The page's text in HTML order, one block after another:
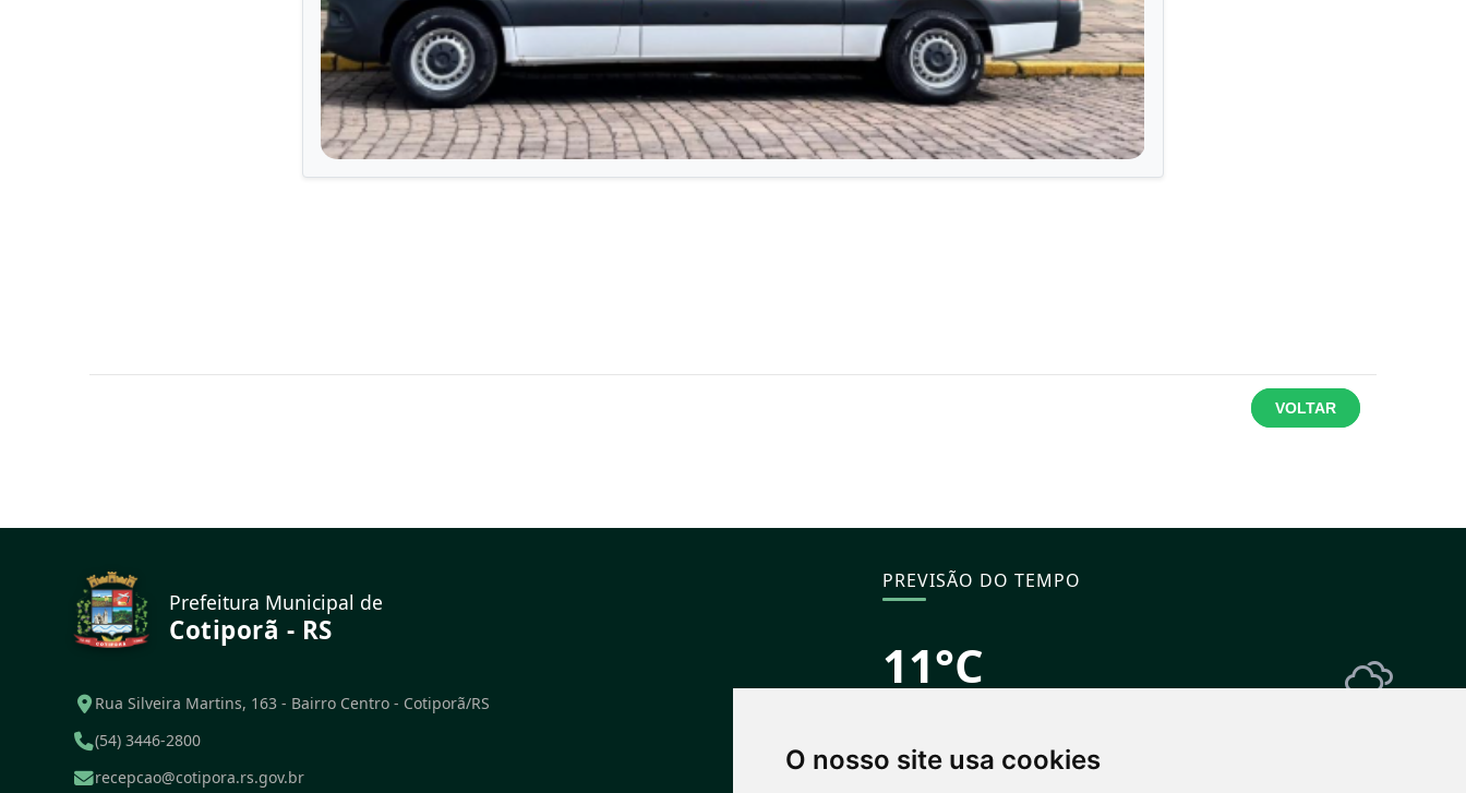
O nosso site usa cookies
VOLTAR
Prefeitura Municipal de
Cotiporã - RS
Rua Silveira Martins, 163 - Bairro Centro - Cotiporã/RS
(54) 3446-2800
recepcao@cotipora.rs.gov.br
PREVISÃO DO TEMPO
11°C
PRÓXIMOS DIAS
07/08